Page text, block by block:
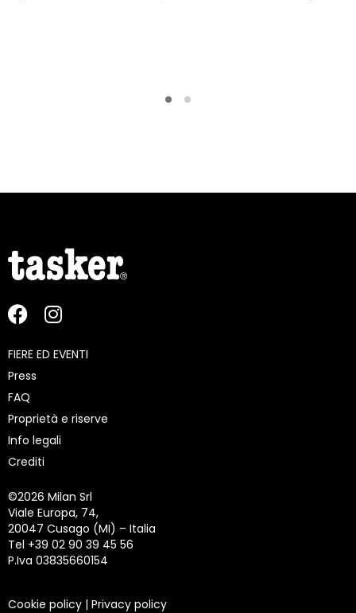
FIERE ED EVENTI
Press
FAQ
Proprietà e riserve
Info legali
Crediti
©2026 Milan Srl
Viale Europa, 74,
20047 Cusago (MI) – Italia
Tel +39 02 90 39 45 56
P.Iva 03835660154
Cookie policy | Privacy policy